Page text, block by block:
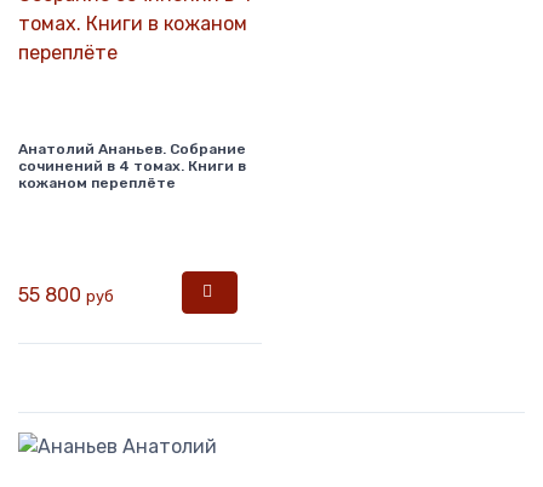
Анатолий Ананьев. Собрание
сочинений в 4 томах. Книги в
кожаном переплёте
55 800 руб